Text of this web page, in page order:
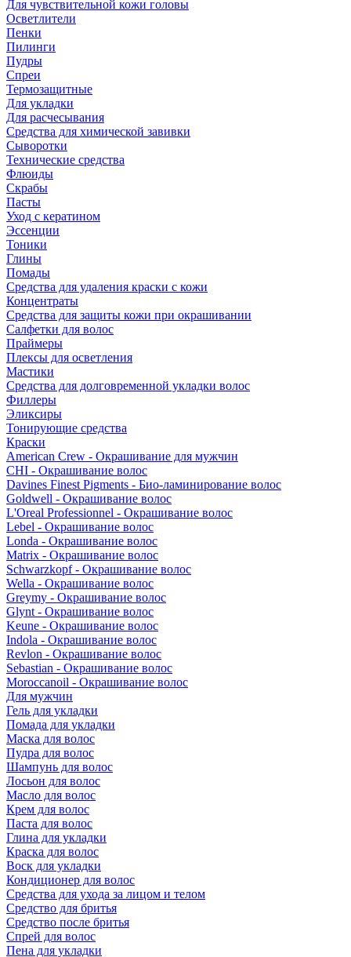
Для чувствительной кожи головы
Осветлители
Пенки
Пилинги
Пудры
Спреи
Термозащитные
Для укладки
Для расчесывания
Средства для химической завивки
Сыворотки
Технические средства
Флюиды
Скрабы
Пасты
Уход с кератином
Эссенции
Тоники
Глины
Помады
Средства для удаления краски с кожи
Концентраты
Средства для защиты кожи при окрашивании
Салфетки для волос
Праймеры
Плексы для осветления
Мастики
Средства для долговременной укладки волос
Филлеры
Эликсиры
Тонирующие средства
Краски
American Crew - Окрашивание для мужчин
CHI - Окрашивание волос
Davines Finest Pigments - Био-ламинирование волос
Goldwell - Окрашивание волос
L'Oreal Professionnel - Окрашивание волос
Lebel - Окрашивание волос
Londa - Окрашивание волос
Matrix - Окрашивание волос
Schwarzkopf - Окрашивание волос
Wella - Окрашивание волос
Greymy - Окрашивание волос
Glynt - Окрашивание волос
Keune - Окрашивание волос
Indola - Окрашивание волос
Revlon - Окрашивание волос
Sebastian - Окрашивание волос
Moroccanoil - Окрашивание волос
Для мужчин
Гель для укладки
Помада для укладки
Маска для волос
Пудра для волос
Шампунь для волос
Лосьон для волос
Масло для волос
Крем для волос
Паста для волос
Глина для укладки
Краска для волос
Воск для укладки
Кондиционер для волос
Средства для ухода за лицом и телом
Средство для бритья
Средство после бритья
Спрей для волос
Пена для укладки